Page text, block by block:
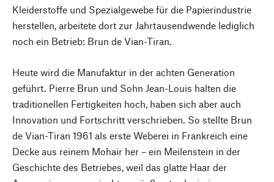
Kleiderstoffe und Spezialgewebe für die Papierindustrie
herstellen, arbeitete dort zur Jahrtausendwende lediglich
noch ein Betrieb: Brun de Vian-Tiran.
Heute wird die Manufaktur in der achten Generation
geführt. Pierre Brun und Sohn Jean-Louis halten die
traditionellen Fertigkeiten hoch, haben sich aber auch
Innovation und Fortschritt verschrieben. So stellte Brun
de Vian-Tiran 1961 als erste Weberei in Frankreich eine
Decke aus reinem Mohair her – ein Meilenstein in der
Geschichte des Betriebes, weil das glatte Haar der